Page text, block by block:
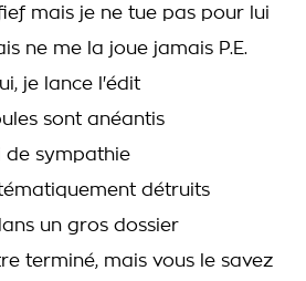
mais je ne tue pas pour lui
ne me la joue jamais P.E.
je lance l'édit
sont anéantis
de sympathie
détruits
un gros dossier
terminé, mais vous le savez